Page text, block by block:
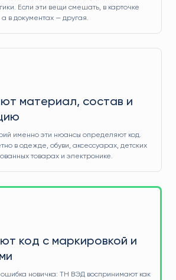
Если эти вещи смешать, в карточке
а в документах — другая.
материал, состав и
именно эти нюансы определяют код.
в одежде, обуви, аксессуарах, детских
товарах и электронике.
код с маркировкой и
ошибка новичка: ТН ВЭД воспринимают как